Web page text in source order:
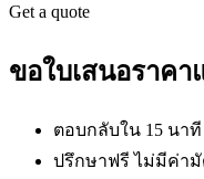
Get a quote
ขอใบเสนอราค
ตอบกลับใน 15 นาที
ปรึกษาฟรี ไม่มีค่ามั